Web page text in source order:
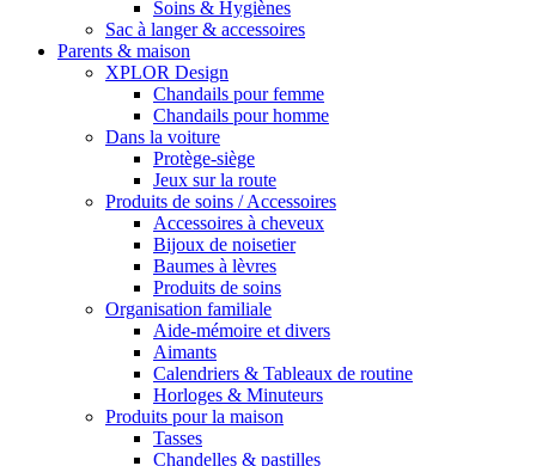
Soins & Hygiènes
Sac à langer & accessoires
Parents & maison
XPLOR Design
Chandails pour femme
Chandails pour homme
Dans la voiture
Protège-siège
Jeux sur la route
Produits de soins / Accessoires
Accessoires à cheveux
Bijoux de noisetier
Baumes à lèvres
Produits de soins
Organisation familiale
Aide-mémoire et divers
Aimants
Calendriers & Tableaux de routine
Horloges & Minuteurs
Produits pour la maison
Tasses
Chandelles & pastilles